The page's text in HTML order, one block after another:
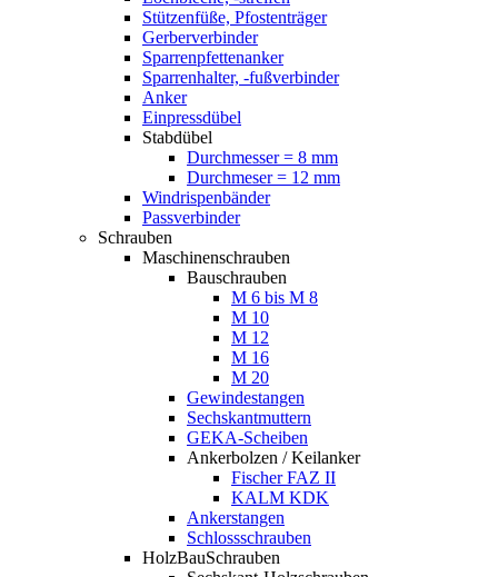
Stützenfüße, Pfostenträger
Gerberverbinder
Sparrenpfettenanker
Sparrenhalter, -fußverbinder
Anker
Einpressdübel
Stabdübel
Durchmesser = 8 mm
Durchmeser = 12 mm
Windrispenbänder
Passverbinder
Schrauben
Maschinenschrauben
Bauschrauben
M 6 bis M 8
M 10
M 12
M 16
M 20
Gewindestangen
Sechskantmuttern
GEKA-Scheiben
Ankerbolzen / Keilanker
Fischer FAZ II
KALM KDK
Ankerstangen
Schlossschrauben
HolzBauSchrauben